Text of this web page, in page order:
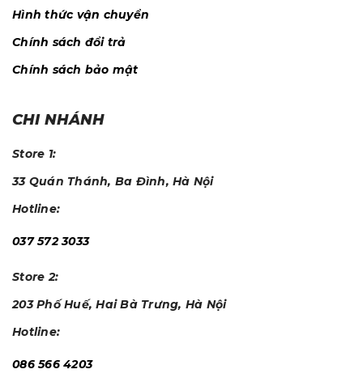
Hình thức vận chuyển
Chính sách đổi trả
Chính sách bảo mật
CHI NHÁNH
Store 1:
33 Quán Thánh, Ba Đình, Hà Nội
Hotline:
037 572 3033
Store 2:
203 Phố Huế, Hai Bà Trưng, Hà Nội
Hotline:
086 566 4203